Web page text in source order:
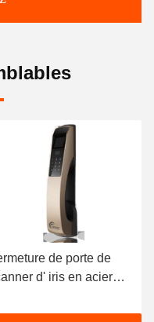
de porte de
d' iris en acier
vocale 4 piles